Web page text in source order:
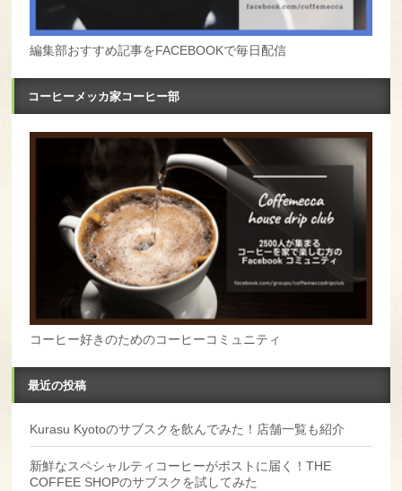
編集部おすすめ記事をFACEBOOKで毎日配信
コーヒーメッカ家コーヒー部
コーヒー好きのためのコーヒーコミュニティ
最近の投稿
Kurasu Kyotoのサブスクを飲んでみた！店舗一覧も紹介
新鮮なスペシャルティコーヒーがポストに届く！THE
COFFEE SHOPのサブスクを試してみた